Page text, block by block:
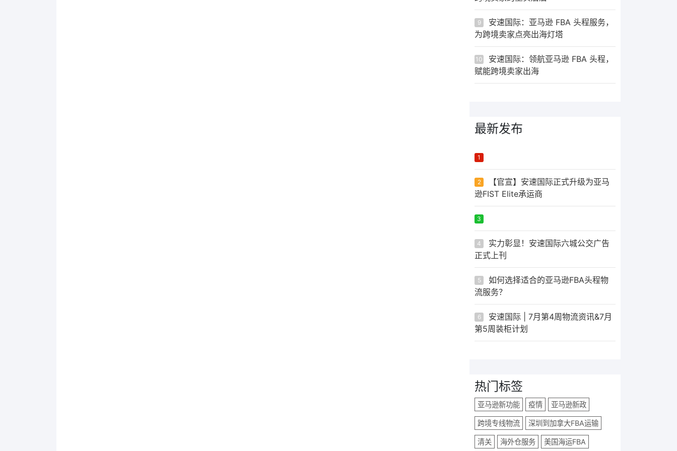
9
安速国际：亚马逊 FBA 头程服务，
为跨境卖家点亮出海灯塔
10
安速国际：领航亚马逊 FBA 头程，
赋能跨境卖家出海
最新发布
1
2
【官宣】安速国际正式升级为亚马
逊FIST Elite承运商
3
4
实力彰显！安速国际六城公交广告
正式上刊
5
如何选择适合的亚马逊FBA头程物
流服务？
6
安速国际 | 7月第4周物流资讯&7月
第5周装柜计划
热门标签
亚马逊新功能 疫情 亚马逊新政
跨境专线物流 深圳到加拿大FBA运输
清关 海外仓服务 美国海运FBA